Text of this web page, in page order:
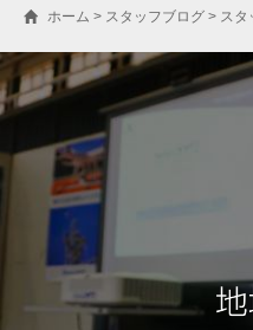
ホーム > スタッフブログ > スタ